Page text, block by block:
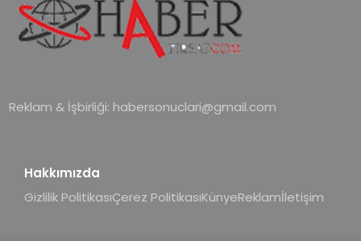
Reklam & İşbirliği: habersonuclari@gmail.com
Hakkımızda
Gizlilik PolitikasıÇerez PolitikasıKünyeReklamİletişim